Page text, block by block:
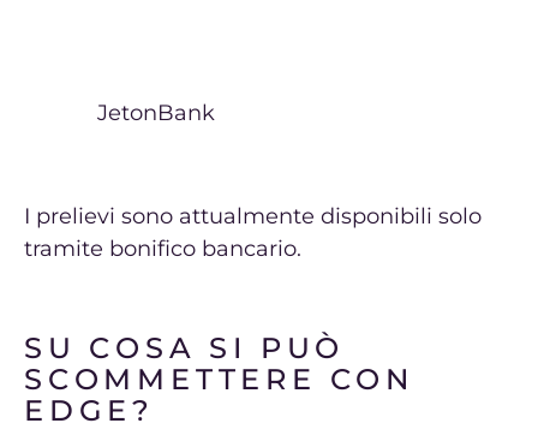
JetonBank
I prelievi sono attualmente disponibili solo
tramite bonifico bancario.
SU COSA SI PUÒ
SCOMMETTERE CON
EDGE?